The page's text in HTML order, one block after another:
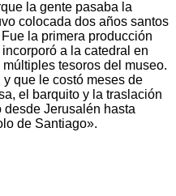
la gente pasaba la
colocada dos años santos
la primera producción
a la catedral en
tesoros del museo.
que le costó meses de
el barquito y la traslación
Jerusalén hasta
de Santiago».